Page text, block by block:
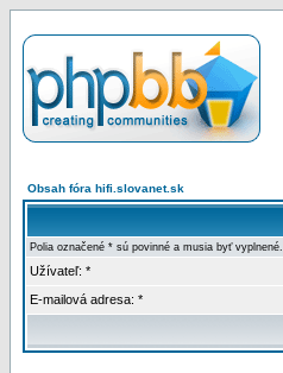
Obsah fóra hifi.slovanet.sk
Polia označené * sú povinné a musia byť vyplnené.
Užívateľ: *
E-mailová adresa: *